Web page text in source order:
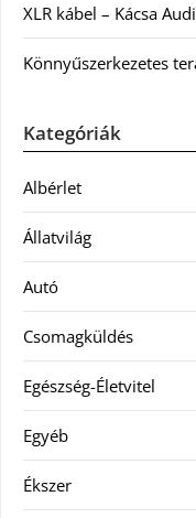
XLR kábel – Kácsa
Könnyűszerkezetes
Kategóriák
Albérlet
Állatvilág
Autó
Csomagküldés
Egészség-Életvitel
Egyéb
Ékszer